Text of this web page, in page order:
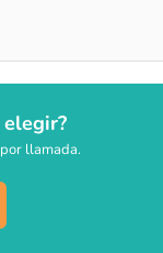
elegir?
llamada.